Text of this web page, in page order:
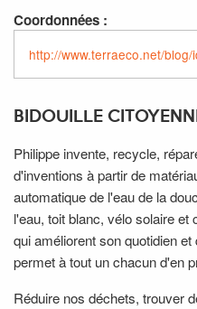
Coordonnées :
http://www.terraeco.net/
BIDOUILLE
Philippe invente, recycle,
d'inventions à partir de
automatique de l'eau de la
l'eau, toit blanc, vélo solaire et
qui améliorent son quotidien
permet à tout un chacun d'en
Réduire nos déchets, trouver